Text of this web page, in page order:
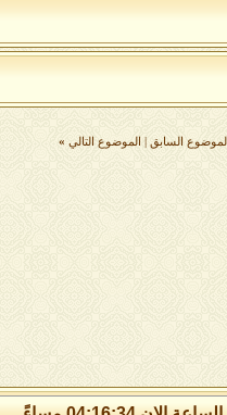
الموضوع السابق الموضوع التالي »